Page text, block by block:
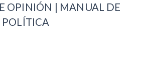
OPINIÓN | MANUAL DE